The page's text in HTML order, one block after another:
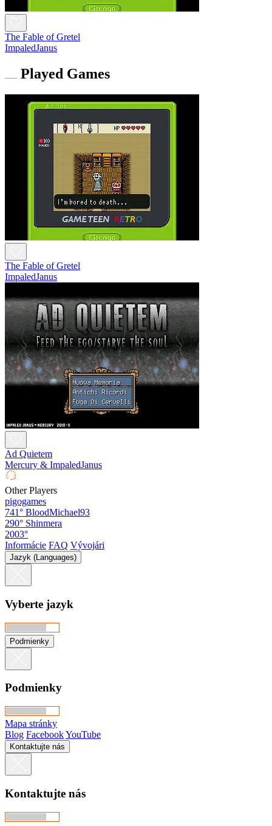
The Fable of Gretel
ImpaledJanus
Played Games
The Fable of Gretel
ImpaledJanus
Ad Quietem
Mercury & ImpaledJanus
Other Players
pigogames
741° BloodMichael93
290° Shinmera
2003°
Informácie FAQ Vývojári
Jazyk (Languages)
Vyberte jazyk
Podmienky
Podmienky
Mapa stránky
Blog FacebookYouTube
Kontaktujte nás
Kontaktujte nás